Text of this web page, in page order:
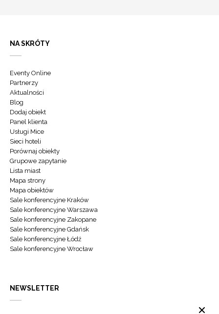
NA SKRÓTY
Eventy Online
Partnerzy
Aktualności
Blog
Dodaj obiekt
Panel klienta
Usługi Mice
Sieci hoteli
Porównaj obiekty
Grupowe zapytanie
Lista miast
Mapa strony
Mapa obiektów
Sale konferencyjne Kraków
Sale konferencyjne Warszawa
Sale konferencyjne Zakopane
Sale konferencyjne Gdańsk
Sale konferencyjne Łódź
Sale konferencyjne Wrocław
NEWSLETTER